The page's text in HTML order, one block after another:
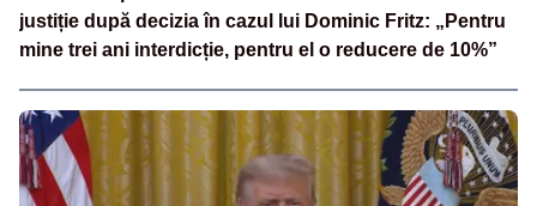
justiție după decizia în cazul lui Dominic Fritz: „Pentru
mine trei ani interdicție, pentru el o reducere de 10%”